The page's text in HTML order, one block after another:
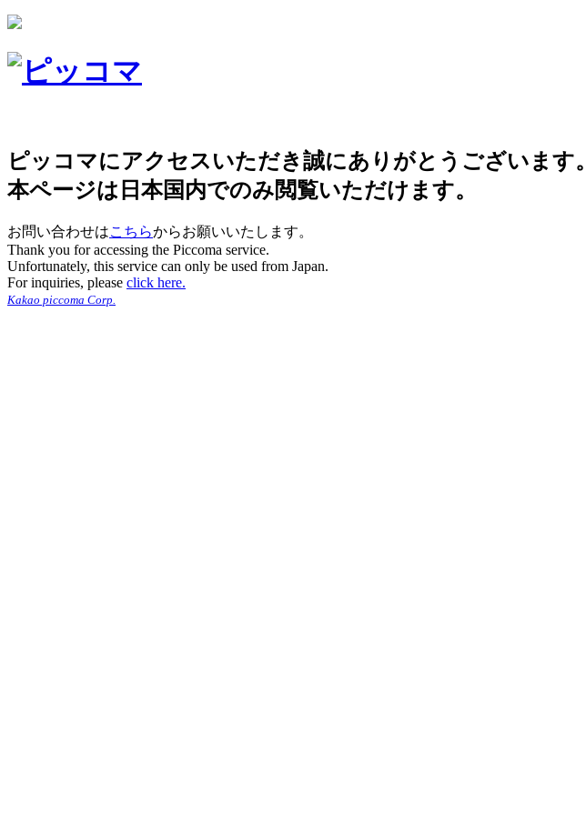
ピッコマにアクセスいただき誠にありがとうございます。
本ページは日本国内でのみ閲覧いただけます。
お問い合わせはこちらからお願いいたします。
Thank you for accessing the Piccoma service.
Unfortunately, this service can only be used from Japan.
For inquiries, please click here.
Kakao piccoma Corp.